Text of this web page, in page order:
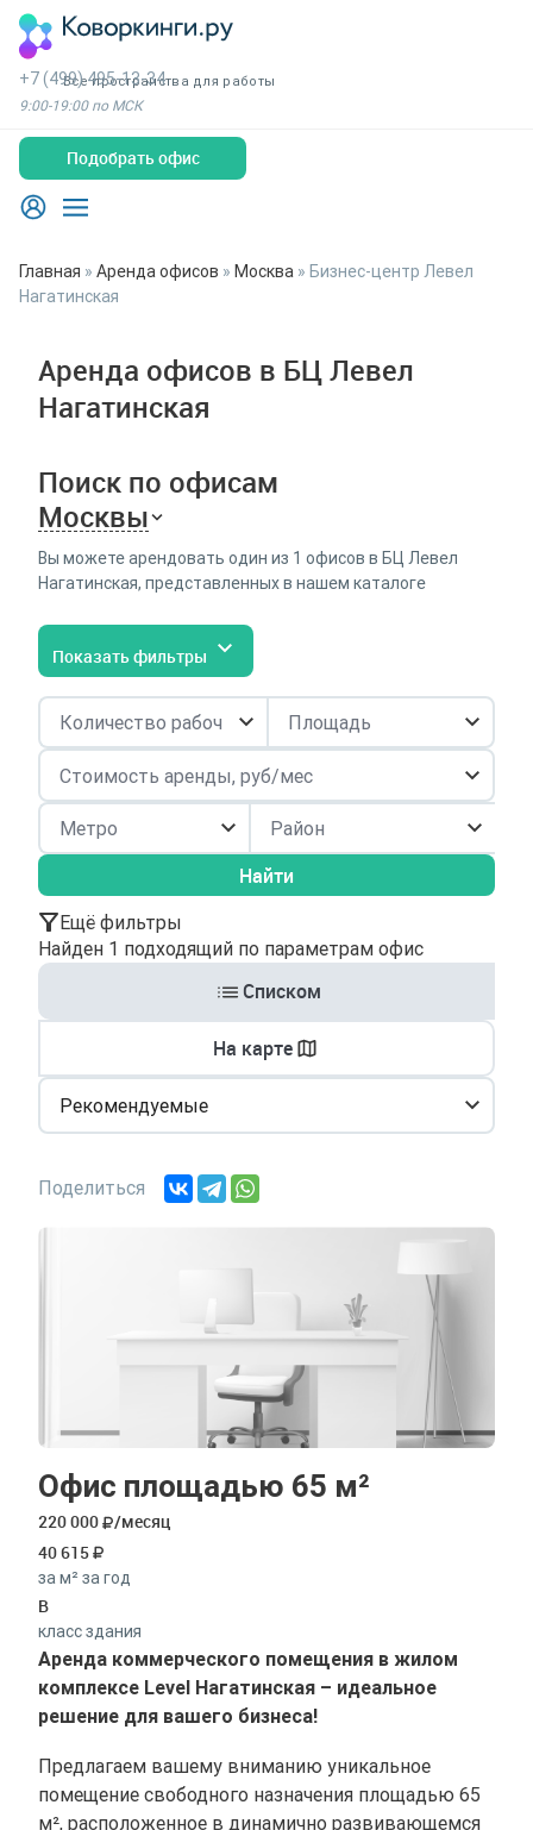
Все пространства для работы
+7 (499) 495-13-34
9:00-19:00 по МСК
Подобрать офис
Главная » Аренда офисов » Москва » Бизнес-центр Левел
Нагатинская
Аренда офисов в БЦ Левел
Нагатинская
Поиск по офисам
Москвы
Вы можете арендовать один из 1 офисов в БЦ Левел
Нагатинская, представленных в нашем каталоге
Показать фильтры
Район
Найти
Ещё фильтры
Найден 1 подходящий по параметрам офис
Списком
На карте
Рекомендуемые
Поделиться
Офис площадью 65 м²
220 000
/месяц
40 615
за м² за год
B
класс здания
Аренда коммерческого помещения в жилом
комплексе Level Нагатинская – идеальное
решение для вашего бизнеса!
Предлагаем вашему вниманию уникальное
помещение свободного назначения площадью 65
м², расположенное в динамично развивающемся